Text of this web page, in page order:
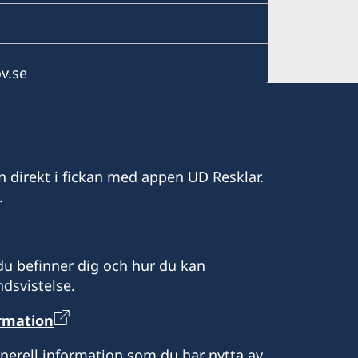
i fickan med appen UD Resklar.
befinner dig och hur du kan